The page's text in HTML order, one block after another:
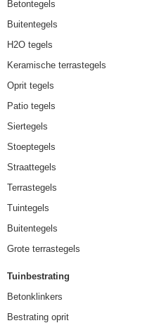
Betontegels
Buitentegels
H2O tegels
Keramische terrastegels
Oprit tegels
Patio tegels
Siertegels
Stoeptegels
Straattegels
Terrastegels
Tuintegels
Buitentegels
Grote terrastegels
Tuinbestrating
Betonklinkers
Bestrating oprit